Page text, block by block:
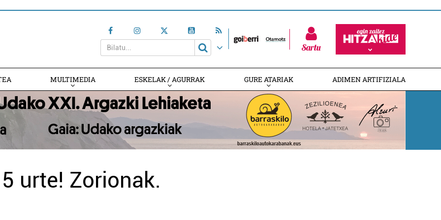
Sartu
MULTIMEDIA ESKELAK / AGURRAK GURE ATARIAK ADIMEN ARTIFIZIALA
urte! Zorionak.